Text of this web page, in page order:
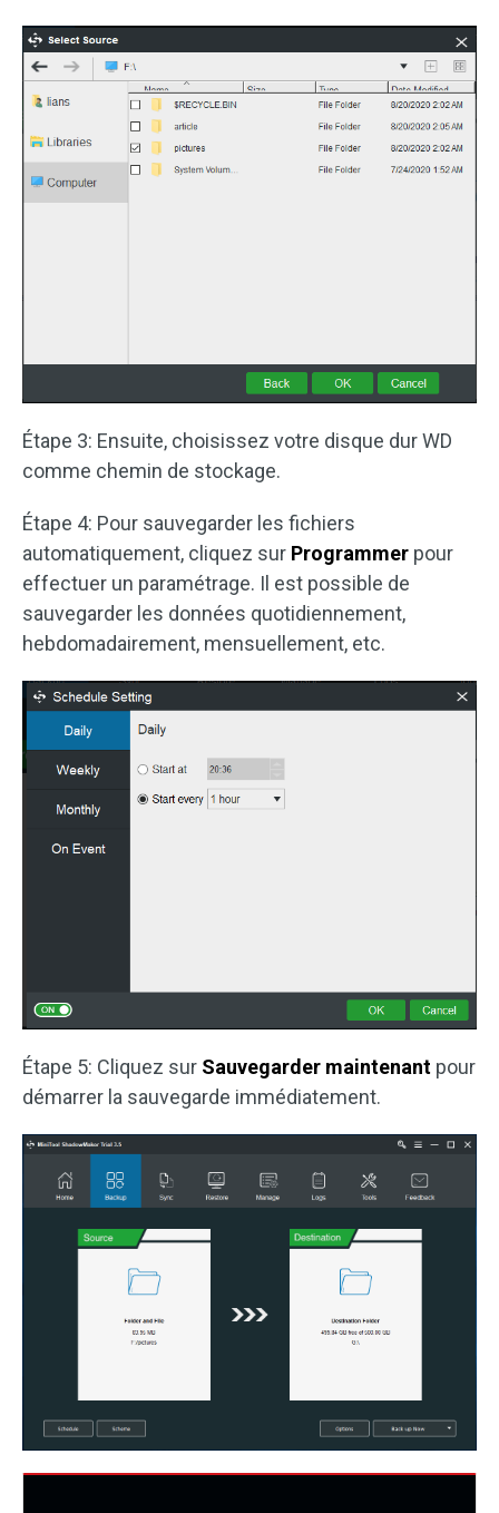
Étape 3: Ensuite, choisissez votre disque dur WD
comme chemin de stockage.
Étape 4: Pour sauvegarder les fichiers
automatiquement, cliquez sur Programmer pour
effectuer un paramétrage. Il est possible de
sauvegarder les données quotidiennement,
hebdomadairement, mensuellement, etc.
Étape 5: Cliquez sur Sauvegarder maintenant pour
démarrer la sauvegarde immédiatement.